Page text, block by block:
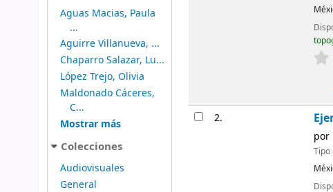
Aguas Macias, Paula
...
Aguirre Villanueva, ...
Chaparro Salazar, Lu...
López Trejo, Olivia
Maldonado Cáceres,
C...
Mostrar más
Colecciones
Audiovisuales
General
2.
por